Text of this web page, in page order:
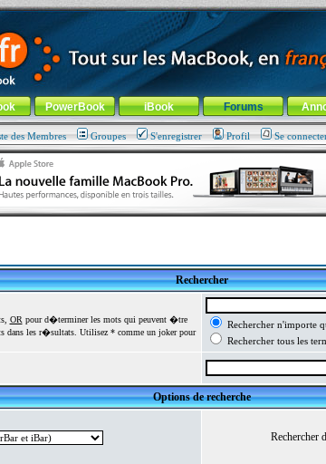
! -Aller au menu de la rubrique
PowerBook iBook Forums
des Membres Groupes S'enregistrer Profil Se
Rechercher
OR pour d�terminer les mots qui peuvent �tre
les r�sultats. Utilisez * comme un joker pour
Rechercher n'importe
Rechercher tous les
Options de recherche
Rechercher